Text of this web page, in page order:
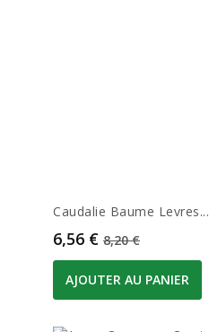
Caudalie Baume Levres...
Prix
6,56 € Prix de base
8,20 €
AJOUTER AU PANIER